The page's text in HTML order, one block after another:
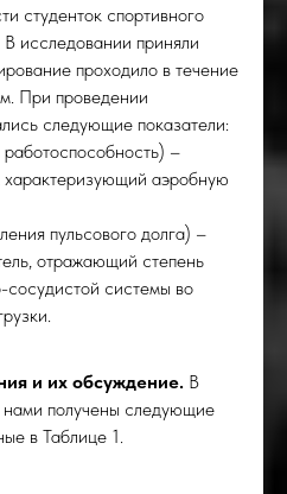
студенток спортивного
исследовании приняли
проходило в течение
При проведении
следующие показатели:
–
характеризующий аэробную
пульсового долга) –
отражающий степень
системы во
и их обсуждение. В
нами получены следующие
в Таблице 1.